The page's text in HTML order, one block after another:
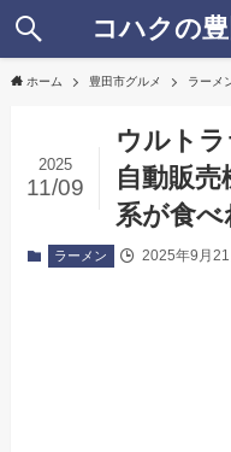
コハクの
ホーム 豊田市グルメ ラーメ
ウルト
自動販
系が食べ
2025
11/09
ラーメン 2025年9月21